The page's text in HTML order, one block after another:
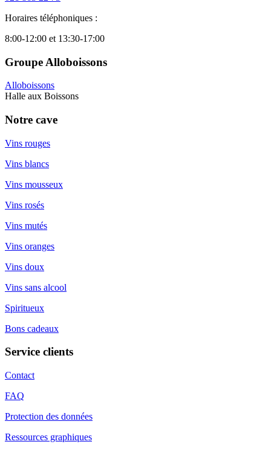
Horaires téléphoniques :
8:00-12:00 et 13:30-17:00
Groupe Alloboissons
Alloboissons
Halle aux Boissons
Notre cave
Vins rouges
Vins blancs
Vins mousseux
Vins rosés
Vins mutés
Vins oranges
Vins doux
Vins sans alcool
Spiritueux
Bons cadeaux
Service clients
Contact
FAQ
Protection des données
Ressources graphiques